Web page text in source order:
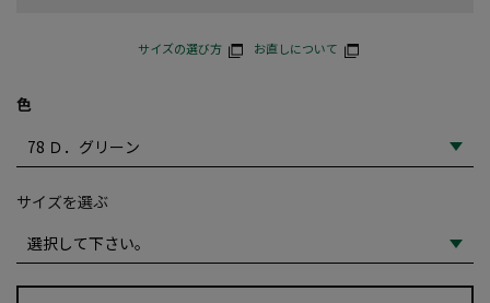
サイズの選び方 お直しについて
色
サイズを選ぶ